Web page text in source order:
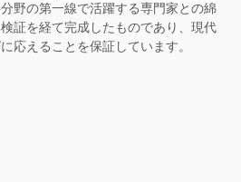
野の第一線で活躍する専門家との綿
証を経て完成したものであり、現代
応えることを保証しています。